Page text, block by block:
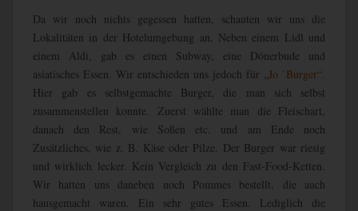
Da wir noch nichts gegessen hatten, schauten wir uns die
Lokalitäten in der Hotelumgebung an. Neben einem Lidl und
einem Aldi, gab es einen Subway, eine Dönerbude und
asiatisches Essen. Wir entschieden uns jedoch für „ Jo `Burger“
Hier gab es selbstgemachte Burger, die man sich selbst
zusammenstellen konnte. Zuerst wählte man die Fleischart,
danach den Rest, wie Soßen etc. und am Ende noch
Zusätzliches, wie z. B. Käse oder Pilze. Der Burger war riesig
und wirklich lecker. Kein Vergleich zu den Fast-Food-Ketten.
Wir hatten uns daneben noch Pommes bestellt, die auch
hausgemacht waren. Ein sehr gutes Essen. Lediglich die